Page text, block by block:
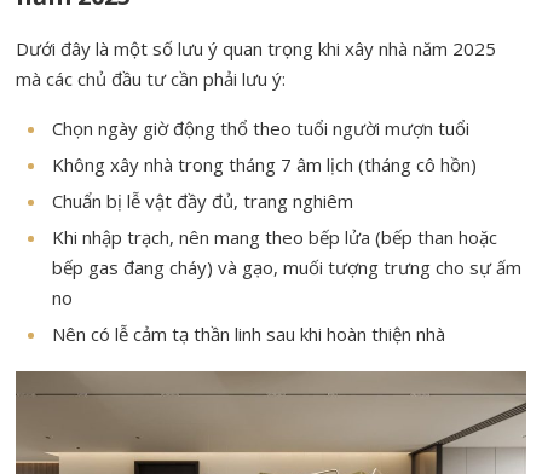
Dưới đây là một số lưu ý quan trọng khi xây nhà năm 2025
mà các chủ đầu tư cần phải lưu ý:
Chọn ngày giờ động thổ theo tuổi người mượn tuổi
Không xây nhà trong tháng 7 âm lịch (tháng cô hồn)
Chuẩn bị lễ vật đầy đủ, trang nghiêm
Khi nhập trạch, nên mang theo bếp lửa (bếp than hoặc
bếp gas đang cháy) và gạo, muối tượng trưng cho sự ấm
no
Nên có lễ cảm tạ thần linh sau khi hoàn thiện nhà